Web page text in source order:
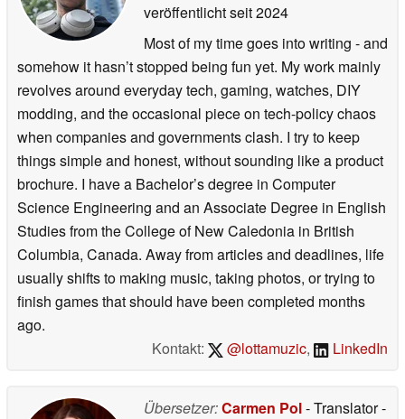
veröffentlichtseit 2024
Most of my time goes into writing - and
somehow it hasn’t stopped being fun yet. My work mainly
revolves around everyday tech, gaming, watches, DIY
modding, and the occasional piece on tech-policy chaos
when companies and governments clash. I try to keep
things simple and honest, without sounding like a product
brochure. I have a Bachelor’s degree in Computer
Science Engineering and an Associate Degree in English
Studies from the College of New Caledonia in British
Columbia, Canada. Away from articles and deadlines, life
usually shifts to making music, taking photos, or trying to
finish games that should have been completed months
ago.
Kontakt:
@lottamuzic, LinkedIn
Übersetzer:Carmen Pol- Translator-